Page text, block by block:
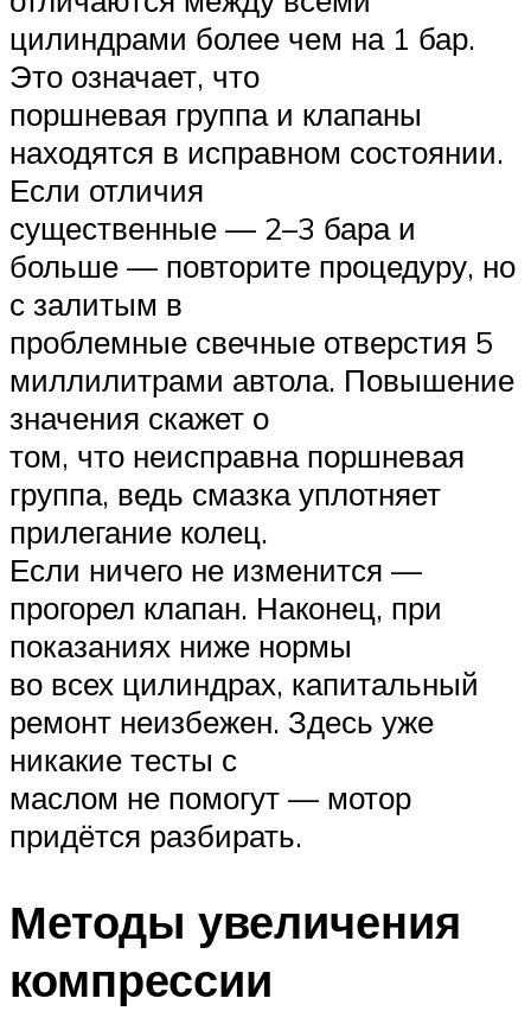
цилиндрами более чем на 1 бар.
Это означает, что
поршневая группа и клапаны
находятся в исправном состоянии.
Если отличия
существенные — 2–3 бара и
больше — повторите процедуру, но
с залитым в
проблемные свечные отверстия 5
миллилитрами автола. Повышение
значения скажет о
том, что неисправна поршневая
группа, ведь смазка уплотняет
прилегание колец.
Если ничего не изменится —
прогорел клапан. Наконец, при
показаниях ниже нормы
во всех цилиндрах, капитальный
ремонт неизбежен. Здесь уже
никакие тесты с
маслом не помогут — мотор
придётся разбирать.
Методы увеличения
компрессии